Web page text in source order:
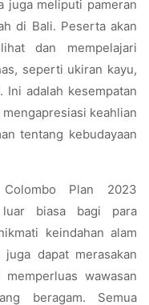
juga meliputi pameran
di Bali. Peserta akan
dan mempelajari
seperti ukiran kayu,
Ini adalah kesempatan
keahlian
tentang kebudayaan
Plan 2023
luar biasa bagi para
keindahan alam
dapat merasakan
wawasan
beragam. Semua